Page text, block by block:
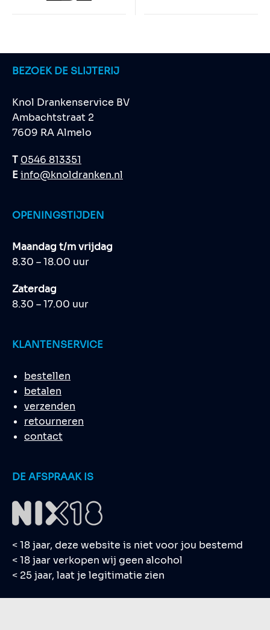
BEZOEK DE SLIJTERIJ
Knol Drankenservice BV
Ambachtstraat 2
7609 RA Almelo
T 0546 813351
Einfo@knoldranken.nl
OPENINGSTIJDEN
Maandag t/m vrijdag
8.30 – 18.00 uur
Zaterdag
8.30 – 17.00 uur
KLANTENSERVICE
bestellen
betalen
verzenden
retourneren
contact
DE AFSPRAAK IS
< 18 jaar, deze website is niet voor jou bestemd
< 18 jaar verkopen wij geen alcohol
< 25 jaar, laat je legitimatie zien